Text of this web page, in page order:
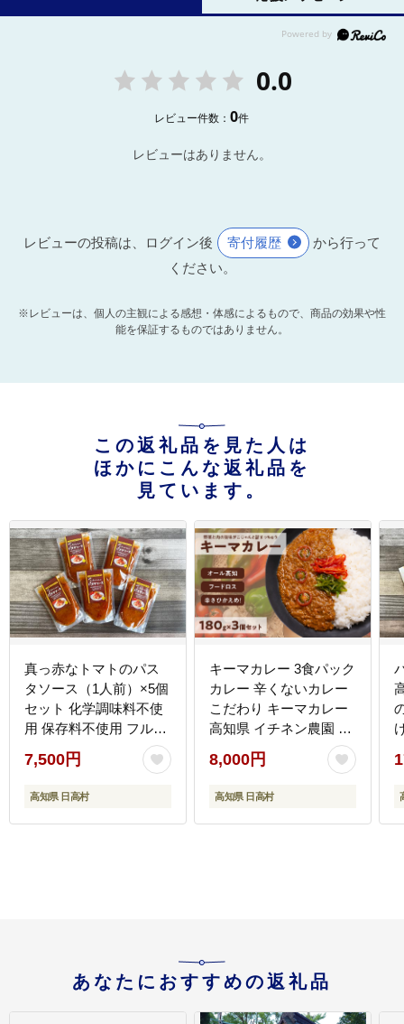
0.0
レビュー件数：0件
レビューはありません。
レビューの投稿は、ログイン後 寄付履歴
から行って
ください。
※レビューは、個人の主観による感想・体感によるもので、商品の効果や性
能を保証するものではありません。
この返礼品を見た人は
ほかにこんな返礼品を
見ています。
真っ赤なトマトのパス
タソース（1人前）×5個
セット 化学調味料不使
用 保存料不使用 フルー
ツトマト ソース
7,500円
高知県 日高村
キーマカレー 3食パック
カレー 辛くないカレー
こだわり キーマカレー
高知県 イチネン農園 小
川精肉店 ミニトマト 食
品ロス削減
8,000円
高知県 日高村
あなたにおすすめの返礼品